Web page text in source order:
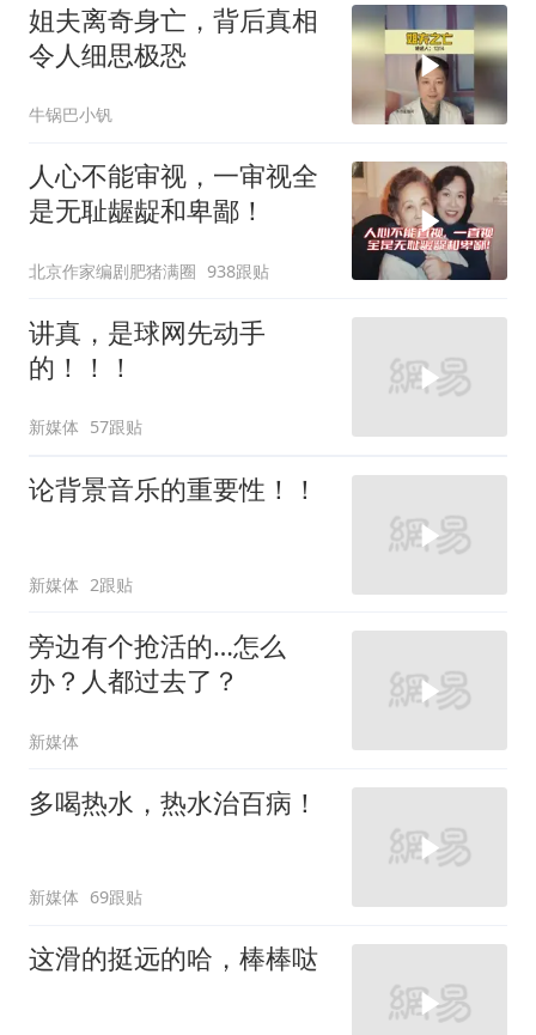
姐夫离奇身亡，背后真相
令人细思极恐
牛锅巴小钒
人心不能审视，一审视全
是无耻龌龊和卑鄙！
北京作家编剧肥猪满圈 938跟贴
讲真，是球网先动手
的！！！
新媒体 57跟贴
论背景音乐的重要性！！
新媒体 2跟贴
旁边有个抢活的…怎么
办？人都过去了？
新媒体
多喝热水，热水治百病！
新媒体 69跟贴
这滑的挺远的哈，棒棒哒